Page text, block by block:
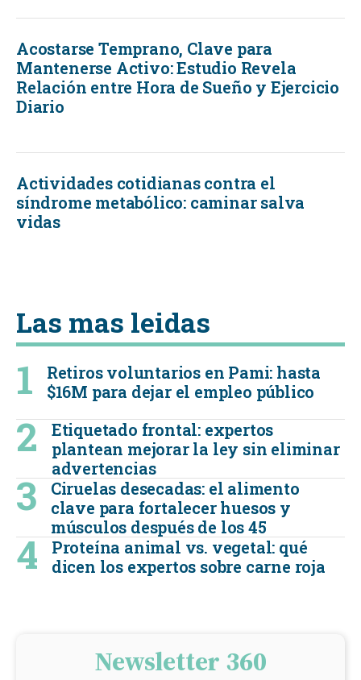
Acostarse Temprano, Clave para
Mantenerse Activo: Estudio Revela
Relación entre Hora de Sueño y Ejercicio
Diario
Actividades cotidianas contra el
síndrome metabólico: caminar salva
vidas
Las mas leidas
Retiros voluntarios en Pami: hasta
$16M para dejar el empleo público
Etiquetado frontal: expertos
plantean mejorar la ley sin eliminar
advertencias
Ciruelas desecadas: el alimento
clave para fortalecer huesos y
músculos después de los 45
Proteína animal vs. vegetal: qué
dicen los expertos sobre carne roja
Newsletter 360